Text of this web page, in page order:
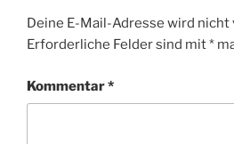
Deine E-Mail-Adresse wird
Erforderliche Felder sind mit*
Kommentar*